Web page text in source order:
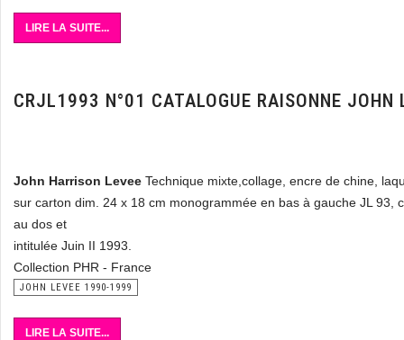
LIRE LA SUITE...
CRJL1993 N°01 CATALOGUE RAISONNE JOHN
John Harrison Levee Technique mixte,collage, encre de chine,
sur carton dim. 24 x 18 cm monogrammée en bas à gauche JL 93,
au dos et
intitulée Juin II 1993.
Collection PHR - France
JOHN LEVEE 1990-1999
LIRE LA SUITE...